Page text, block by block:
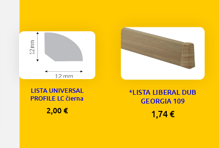
LISTA UNIVERSAL
PROFILE LC čierna
2,00 €
*LISTA LIBERAL DUB
GEORGIA 109
1,74€